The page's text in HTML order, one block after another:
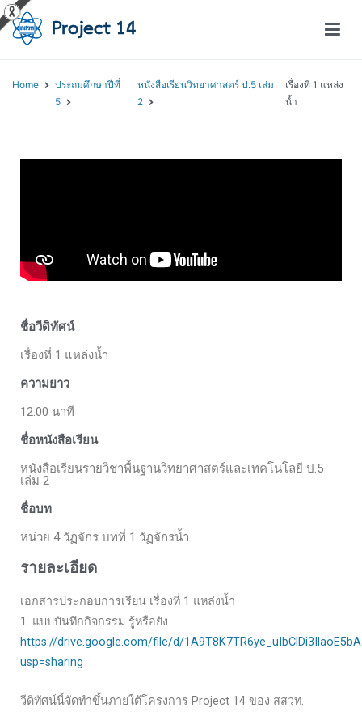
Home
ประถมศึกษาปีที่
5
หนังสือเรียนวิทยาศาสตร์ ป.5 เล่ม
2
เรื่องที่ 1 แหล่ง
น้ำ
ชื่อวีดิทัศน์
เรื่องที่ 1 แหล่งน้ำ
ความยาว
12.00 นาที
ชื่อหนังสือเรียน
หนังสือเรียนรายวิชาพื้นฐานวิทยาศาสตร์และเทคโนโลยี ป.5
เล่ม 2
ชื่อบท
หน่วย 4 วัฏจักร บทที่ 1 วัฏจักรน้ำ
รายละเอียด
เอกสารประกอบการเรียน เรื่องที่ 1 แหล่งน้ำ
1. แบบบันทึกกิจกรรม รู้หรือยัง
https://drive.google.com/file/d/
usp=sharing
วีดิทัศน์นี้จัดทำขึ้นภายใต้โครงการ Project 14 ของ สสวท.